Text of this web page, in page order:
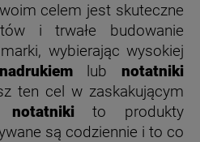
celem jest skuteczne
i trwałe budowanie
wybierając wysokiej
lubnotatniki
ten cel w zaskakującym
to produkty
są codziennie i to co